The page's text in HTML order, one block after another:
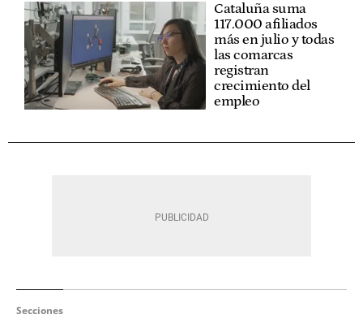
Cataluña suma
117.000 afiliados
más en julio y todas
las comarcas
registran
crecimiento del
empleo
Secciones